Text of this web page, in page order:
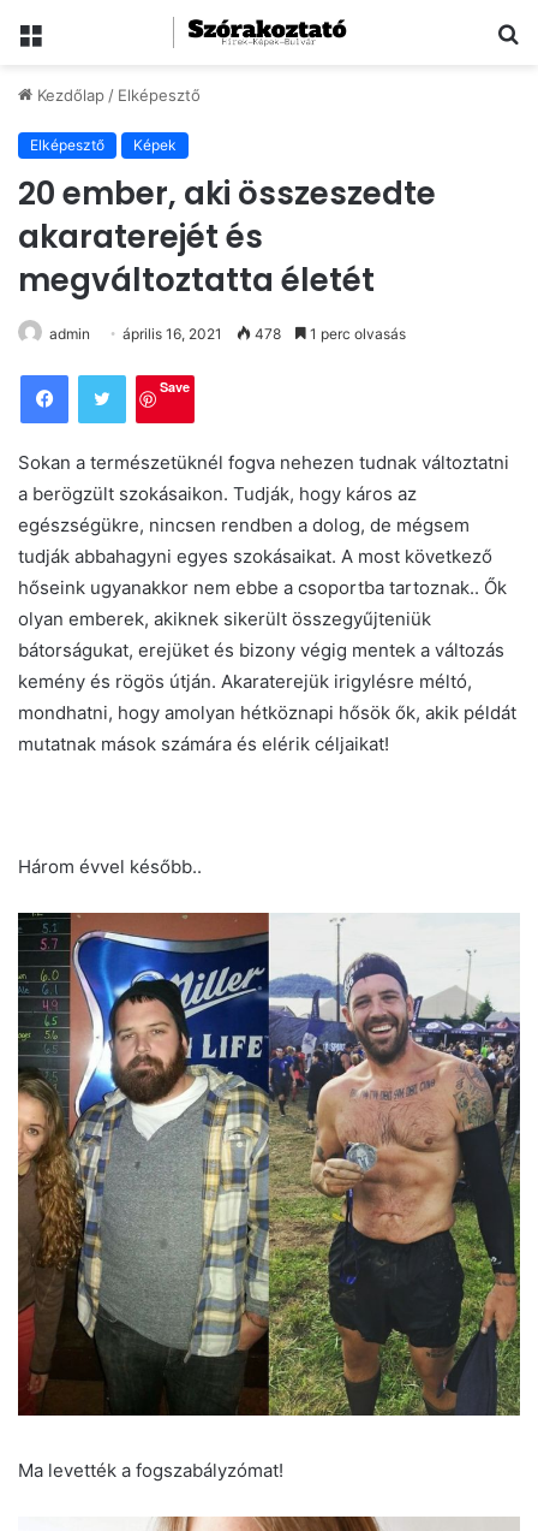
Menü
Kezdőlap / Elképesztő
Elképesztő Képek
20 ember, aki összeszedte
akaraterejét és
megváltoztatta életét
admin április 16, 2021 478 1 perc olvasás
Save
Sokan a természetüknél fogva nehezen tudnak változtatni
a berögzült szokásaikon. Tudják, hogy káros az
egészségükre, nincsen rendben a dolog, de mégsem
tudják abbahagyni egyes szokásaikat. A most következő
hőseink ugyanakkor nem ebbe a csoportba tartoznak.. Ők
olyan emberek, akiknek sikerült összegyűjteniük
bátorságukat, erejüket és bizony végig mentek a változás
kemény és rögös útján. Akaraterejük irigylésre méltó,
mondhatni, hogy amolyan hétköznapi hősök ők, akik példát
mutatnak mások számára és elérik céljaikat!
Három évvel később..
Ma levették a fogszabályzómat!